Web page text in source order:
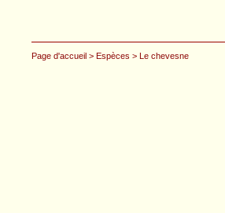
Page d'accueil > Espèces > Le chevesne